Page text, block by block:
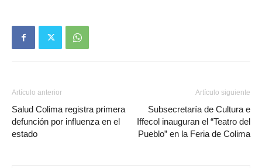
Artículo anterior
Salud Colima registra primera
defunción por influenza en el
estado
Artículo siguiente
Subsecretaría de Cultura e
Iffecol inauguran el “Teatro del
Pueblo” en la Feria de Colima